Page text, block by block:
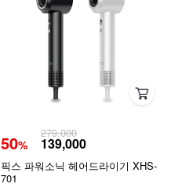
50%
279,000
139,000
픽스 파워소닉 헤어드라이기 XHS-
701